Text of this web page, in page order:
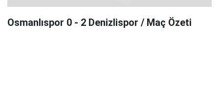
Osmanlıspor 0 - 2 Denizlispor / Maç Özeti